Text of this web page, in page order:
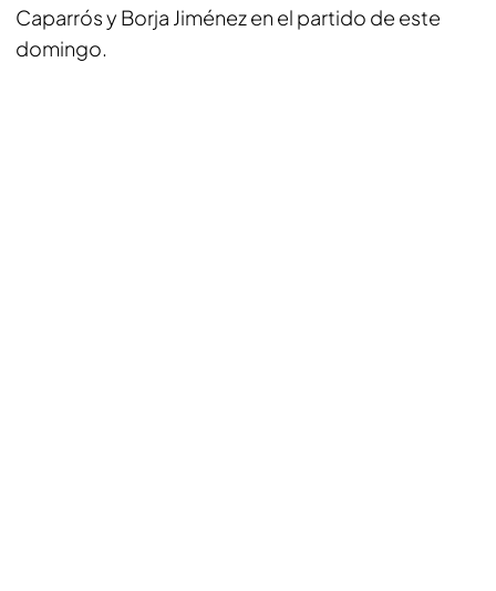
Caparrós y Borja Jiménez en el partido de este
domingo.